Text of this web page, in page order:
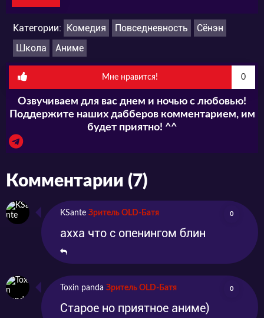
Категории: Комедия Повседневность
Сёнэн
Школа
Аниме
Мне нравится! 0
Озвучиваем для вас днем и ночью с любовью!
Поддержите наших дабберов комментарием, им
будет приятно! ^^
Комментарии (7)
KSante Зритель OLD-Батя 0
ахха что с опенингом блин
Toxin panda Зритель OLD-Батя 0
Старое но приятное аниме)